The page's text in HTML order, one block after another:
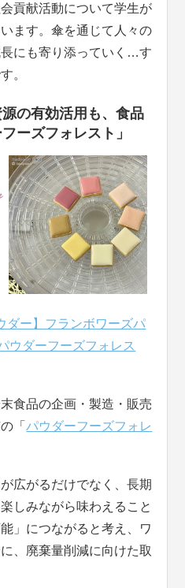
貢献活動について学生が
ます。傘を通じて人々の
にも寄り添っていく…す
。
の有効活用も、食品
ーズフォレスト」
ダー】フランボワーズパ
ウダーフーズフォレス
食品の企画・製造・販売
「パウダーフーズフォレ
広がるだけでなく、長期
しみながら味わえること
」につながると考え、ワ
、廃棄量削減に向けた取